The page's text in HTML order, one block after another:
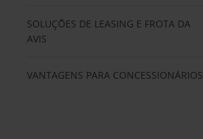
SOLUÇÕES DE LEASING E FROTA DA
AVIS
VANTAGENS PARA CONCESSIONÁRIOS